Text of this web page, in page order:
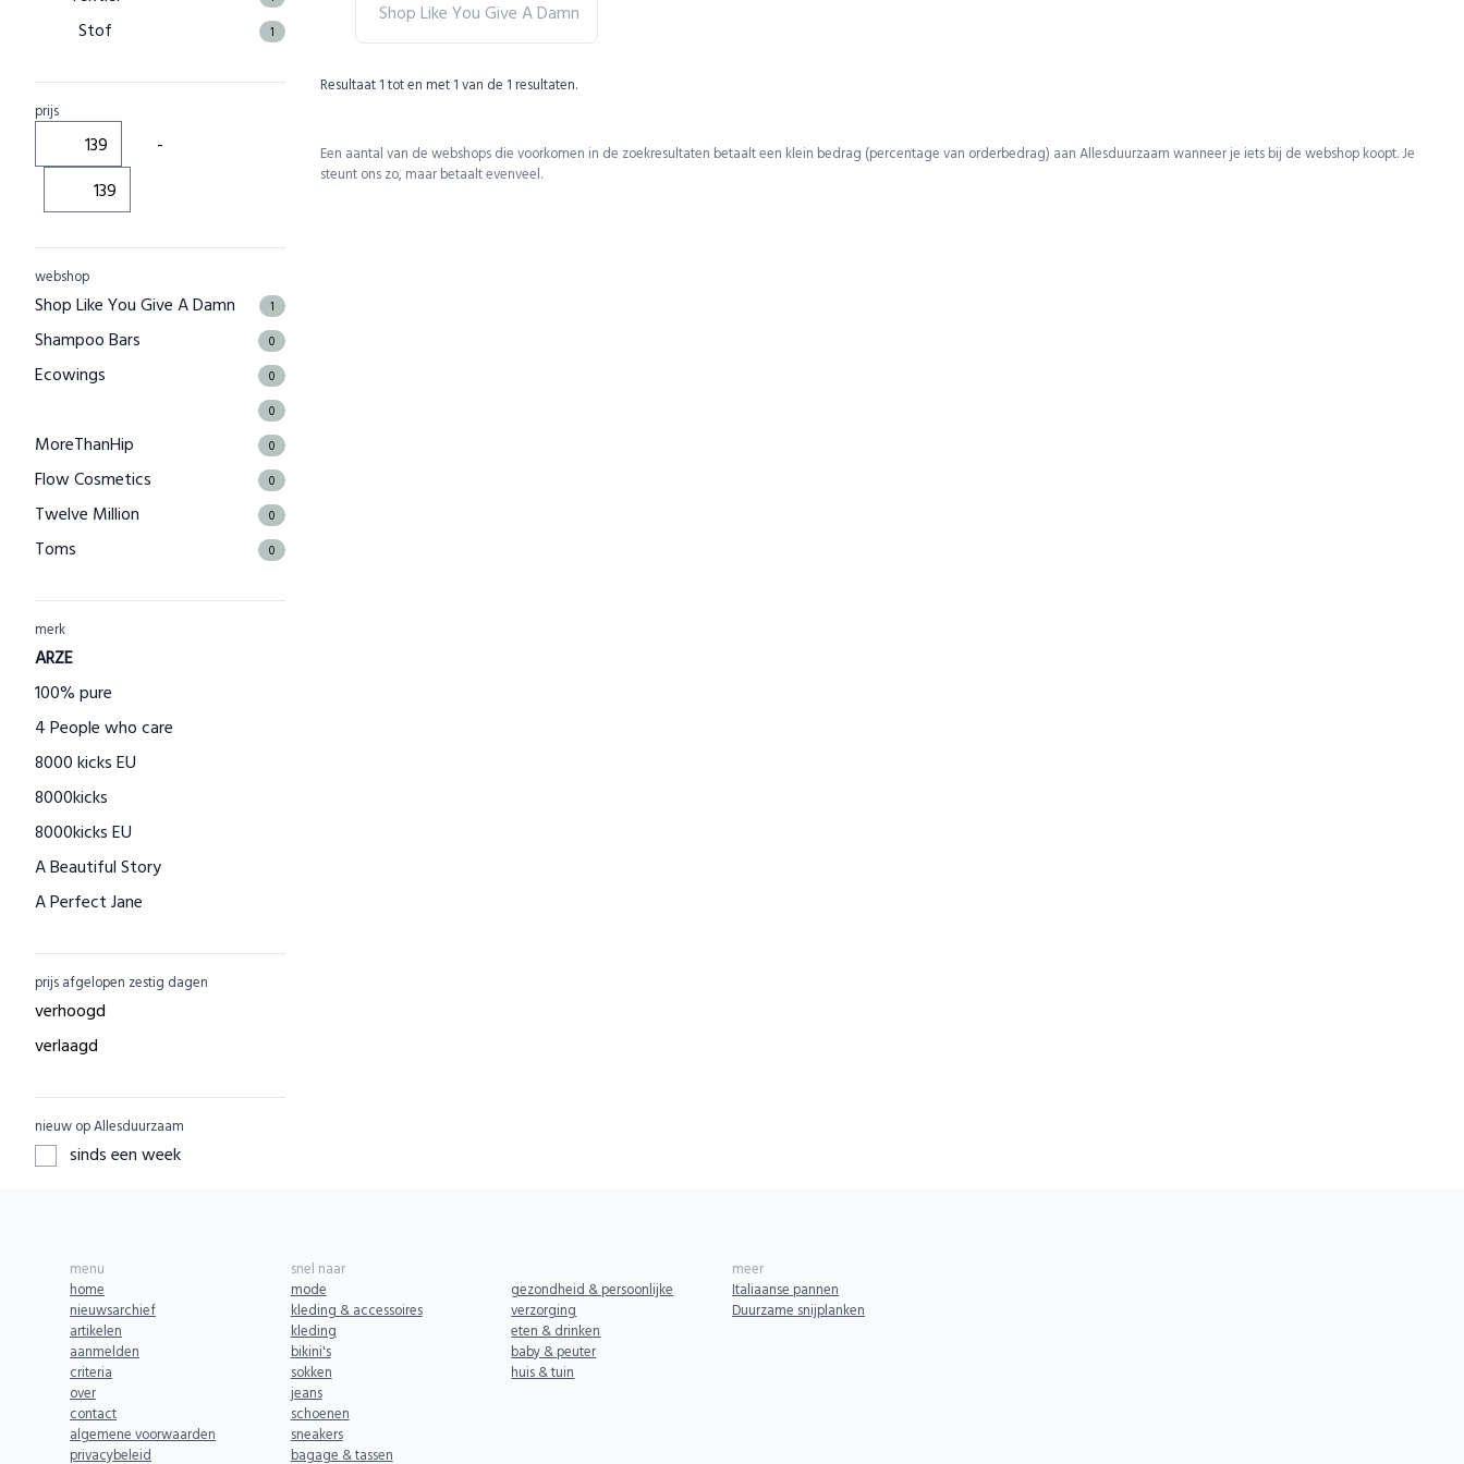
Stof 1
prijs
-
webshop
Shop Like You Give A Damn 1
Shampoo Bars 0
Ecowings 0
0
MoreThanHip 0
Flow Cosmetics 0
Twelve Million 0
Toms 0
Kuyichi
Bamboo Basics
Bamigo
CAYBOO
Green Jump
Houtenspeelgoed-shop.nl
Menstruatiecups.nl
Natural Heroes
Waschbär
EcuaFina
GreenPicnic
ZO Schoon
Babybum
Biogroei
Greenpan
SKOT
BENDL
Komrads
merk
ARZE
100% pure
4 People who care
8000 kicks EU
8000kicks
8000kicks EU
A Beautiful Story
A Perfect Jane
AAI made with love
ACBC
ACE
AFORA.WORLD
Armedangels
ASPORTUGUESAS
AURO
AYANI
AbbeyLAB
Abeego
prijs afgelopen zestig dagen
verhoogd
verlaagd
nieuw op Allesduurzaam
sinds een week
Shop Like You Give A Damn
Resultaat 1tot en met 1 van de 1 resultaten.
Een aantal van de webshops die voorkomen in de zoekresultaten betaalt een klein bedrag (percentage van orderbedrag) aan Allesduurzaam wanneer je iets bij de webshop koopt. Je
steunt ons zo, maar betaalt evenveel.
menu
home
nieuwsarchief
artikelen
aanmelden
criteria
over
contact
algemene voorwaarden
privacybeleid
snel naar
mode
kleding & accessoires
kleding
bikini's
sokken
jeans
schoenen
sneakers
bagage & tassen
gezondheid & persoonlijke
verzorging
eten & drinken
baby & peuter
huis & tuin
meer
Italiaanse pannen
Duurzame snijplanken